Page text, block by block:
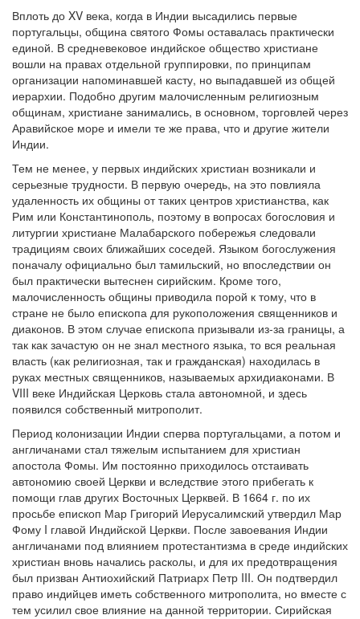
Вплоть до XV века, когда в Индии высадились первые
португальцы, община святого Фомы оставалась практически
единой. В средневековое индийское общество христиане
вошли на правах отдельной группировки, по принципам
организации напоминавшей касту, но выпадавшей из общей
иерархии. Подобно другим малочисленным религиозным
общинам, христиане занимались, в основном, торговлей через
Аравийское море и имели те же права, что и другие жители
Индии.
Тем не менее, у первых индийских христиан возникали и
серьезные трудности. В первую очередь, на это повлияла
удаленность их общины от таких центров христианства, как
Рим или Константинополь, поэтому в вопросах богословия и
литургии христиане Малабарского побережья следовали
традициям своих ближайших соседей. Языком богослужения
поначалу официально был тамильский, но впоследствии он
был практически вытеснен сирийским. Кроме того,
малочисленность общины приводила порой к тому, что в
стране не было епископа для рукоположения священников и
диаконов. В этом случае епископа призывали из-за границы, а
так как зачастую он не знал местного языка, то вся реальная
власть (как религиозная, так и гражданская) находилась в
руках местных священников, называемых архидиаконами. В
VIII веке Индийская Церковь стала автономной, и здесь
появился собственный митрополит.
Период колонизации Индии сперва португальцами, а потом и
англичанами стал тяжелым испытанием для христиан
апостола Фомы. Им постоянно приходилось отстаивать
автономию своей Церкви и вследствие этого прибегать к
помощи глав других Восточных Церквей. В 1664 г. по их
просьбе епископ Мар Григорий Иерусалимский утвердил Мар
Фому I главой Индийской Церкви. После завоевания Индии
англичанами под влиянием протестантизма в среде индийских
христиан вновь начались расколы, и для их предотвращения
был призван Антиохийский Патриарх Петр III. Он подтвердил
право индийцев иметь собственного митрополита, но вместе с
тем усилил свое влияние на данной территории. Сирийская